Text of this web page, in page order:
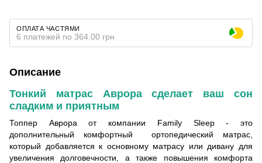
ОПЛАТА ЧАСТЯМИ
6 платежей по 364.00 грн
Описание
Тонкий матрас Аврора сделает ваш сон
сладким и приятным
Топпер Аврора от компании Family Sleep - это
дополнительный комфортный ортопедический матрас,
который добавляется к основному матрасу или дивану для
увеличения долговечности, а также повышения комфорта